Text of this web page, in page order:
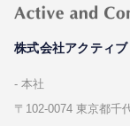
株式会社アクティ
本社
〒102-0074 東京都千